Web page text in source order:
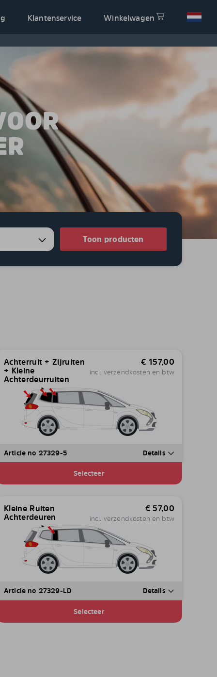
Klantenservice Winkelwagen
Toon producten
Achterruit + Zijruiten
+ Kleine
Achterdeurruiten
€ 157,00
incl. verzendkosten en btw
Article no 27329-5 Details
Selecteer
Kleine Ruiten
Achterdeuren
€ 57,00
incl. verzendkosten en btw
Article no 27329-LD Details
Selecteer